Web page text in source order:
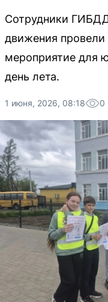
Сотрудники
движения
мероприятие для
день лета.
1 июня, 2026, 08:18 0